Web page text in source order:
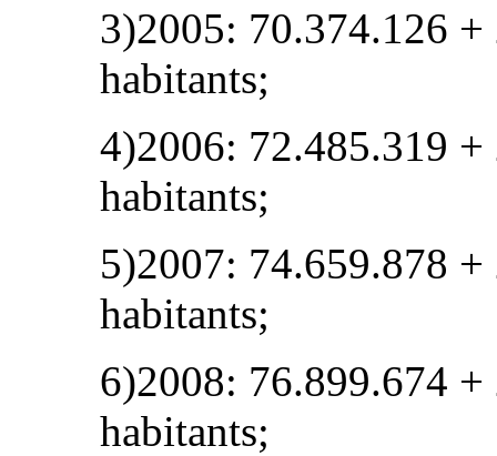
3)2005: 70.374.126
habitants;
4)2006: 72.485.319
habitants;
5)2007: 74.659.878
habitants;
6)2008: 76.899.674
habitants;